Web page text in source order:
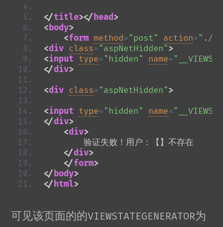
</title></head>
<body>
<form method= "post" action= "./
<div class= "aspNetHidden">
<input type= "hidden" name=
</div>
<div class= "aspNetHidden">
<input type= "hidden" name=
</div>
<div>
        验证失败！用户：【】不存在
</div>
</form>
</body>
</html>
可见该页面的的VIEWSTATEGENERATOR为